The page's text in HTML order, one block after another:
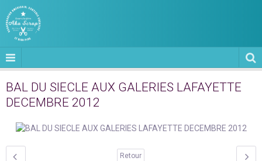
BAL DU SIECLE AUX GALERIES LAFAYETTE
DECEMBRE 2012
Retour